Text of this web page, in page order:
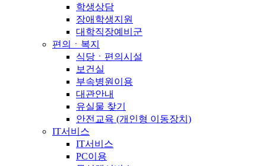
학생상담
장애학생지원
대학직장예비군
편의ㆍ복지
식당ㆍ편의시설
보건실
부속병원이용
대관안내
유실물 찾기
안전교육 (개인형 이동장치)
IT서비스
IT서비스
PC이용